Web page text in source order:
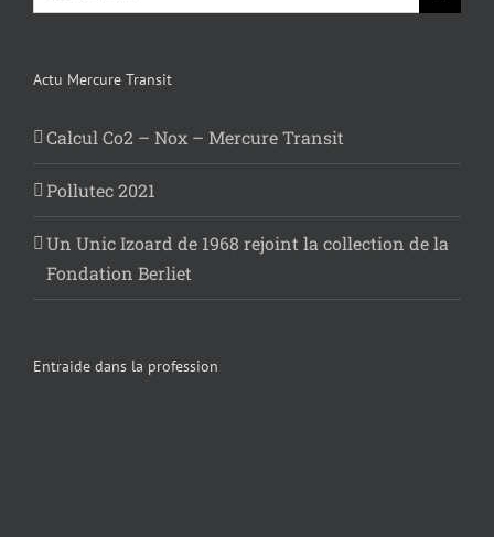
Actu Mercure Transit
Calcul Co2 – Nox – Mercure Transit
Pollutec 2021
Un Unic Izoard de 1968 rejoint la collection de la
Fondation Berliet
Entraide dans la profession